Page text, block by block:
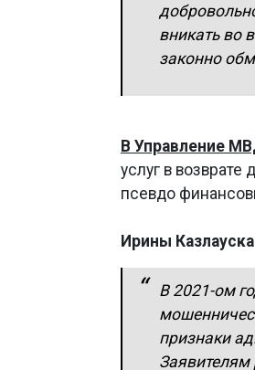
вникать во
законно
В Управление
услуг в
псевдо
Ирины
В 2021-ом
признаки